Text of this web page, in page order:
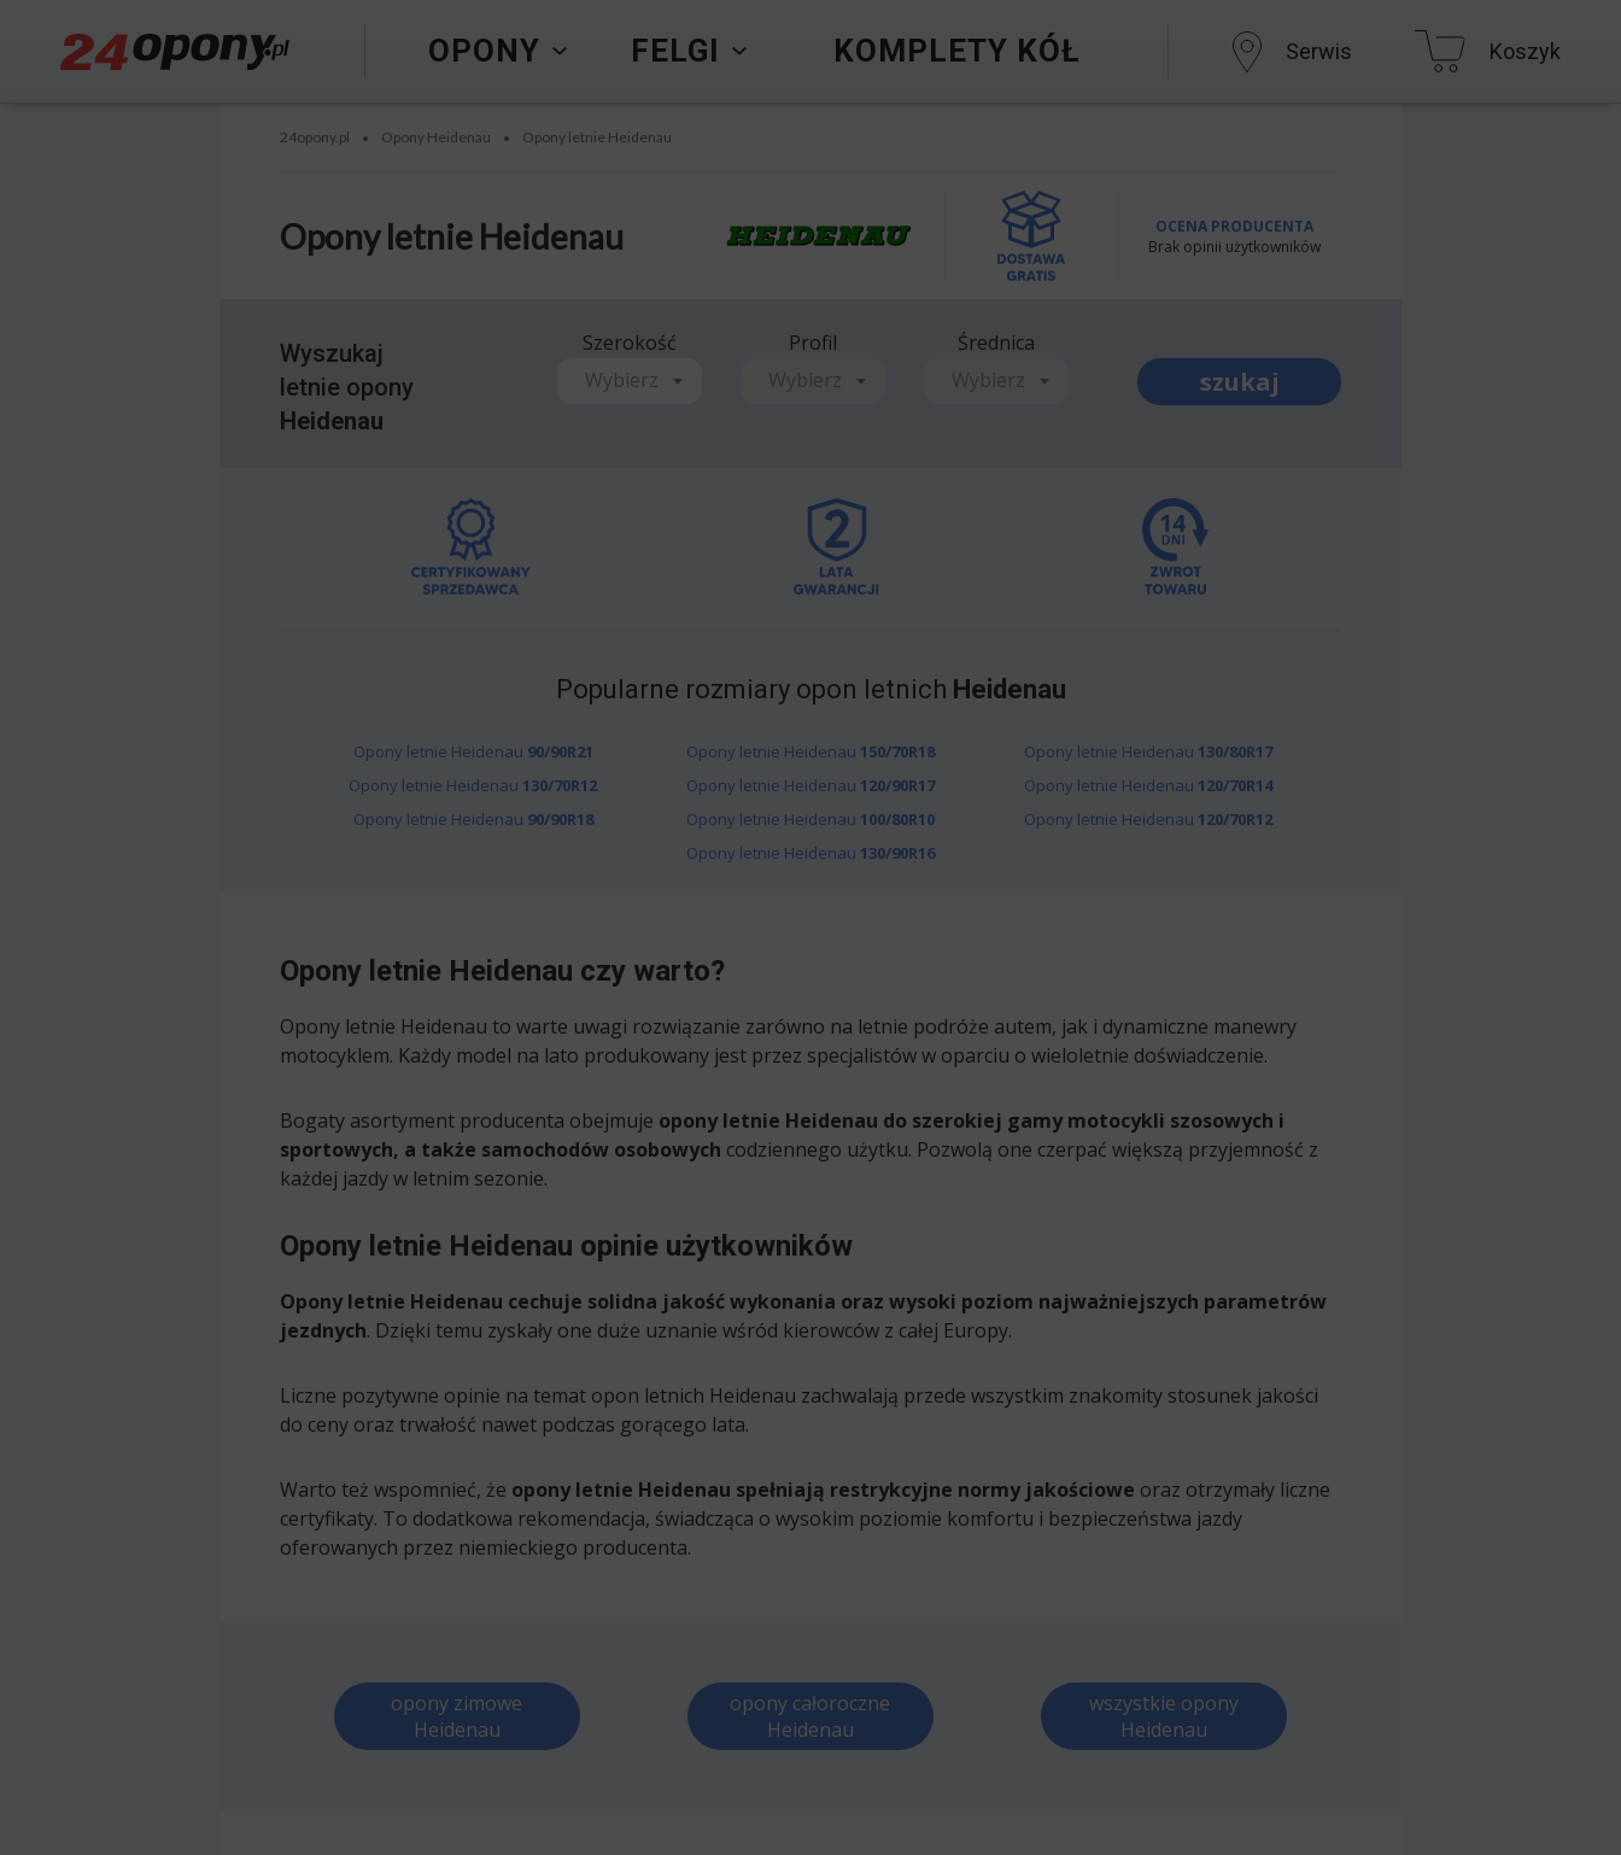
OPONY FELGI KOMPLETY KÓŁ Serwis Koszyk
24opony.pl • Opony Heidenau • Opony letnie Heidenau
Opony letnie Heidenau
OCENA PRODUCENTA
Brak opinii użytkowników
Wyszukaj
letnie opony
Heidenau
Szerokość
Wybierz
Profil
Wybierz
Średnica
Wybierz
szukaj
Popularne rozmiary opon letnich Heidenau
Opony letnie Heidenau 90/90R21 Opony letnie Heidenau 150/70R18 Opony letnie Heidenau 130/80R17
Opony letnie Heidenau 130/70R12 Opony letnie Heidenau 120/90R17 Opony letnie Heidenau 120/70R14
Opony letnie Heidenau 90/90R18 Opony letnie Heidenau 100/80R10 Opony letnie Heidenau 120/70R12
Opony letnie Heidenau 130/90R16
Opony letnie Heidenau czy warto?
Opony letnie Heidenau to warte uwagi rozwiązanie zarówno na letnie podróże autem, jak i dynamiczne manewry
motocyklem. Każdy model na lato produkowany jest przez specjalistów w oparciu o wieloletnie doświadczenie.
Bogaty asortyment producenta obejmuje opony letnie Heidenau do szerokiej gamy motocykli szosowych i
sportowych, a także samochodów osobowych codziennego użytku. Pozwolą one czerpać większą przyjemność z
każdej jazdy w letnim sezonie.
Opony letnie Heidenau opinie użytkowników
Opony letnie Heidenau cechuje solidna jakość wykonania oraz wysoki poziom najważniejszych parametrów
jezdnych. Dzięki temu zyskały one duże uznanie wśród kierowców z całej Europy.
Liczne pozytywne opinie na temat opon letnich Heidenau zachwalają przede wszystkim znakomity stosunek jakości
do ceny oraz trwałość nawet podczas gorącego lata.
Warto też wspomnieć, że opony letnie Heidenau spełniają restrykcyjne normy jakościowe oraz otrzymały liczne
certyfikaty. To dodatkowa rekomendacja, świadcząca o wysokim poziomie komfortu i bezpieczeństwa jazdy
oferowanych przez niemieckiego producenta.
opony zimowe
Heidenau
opony całoroczne
Heidenau
wszystkie opony
Heidenau